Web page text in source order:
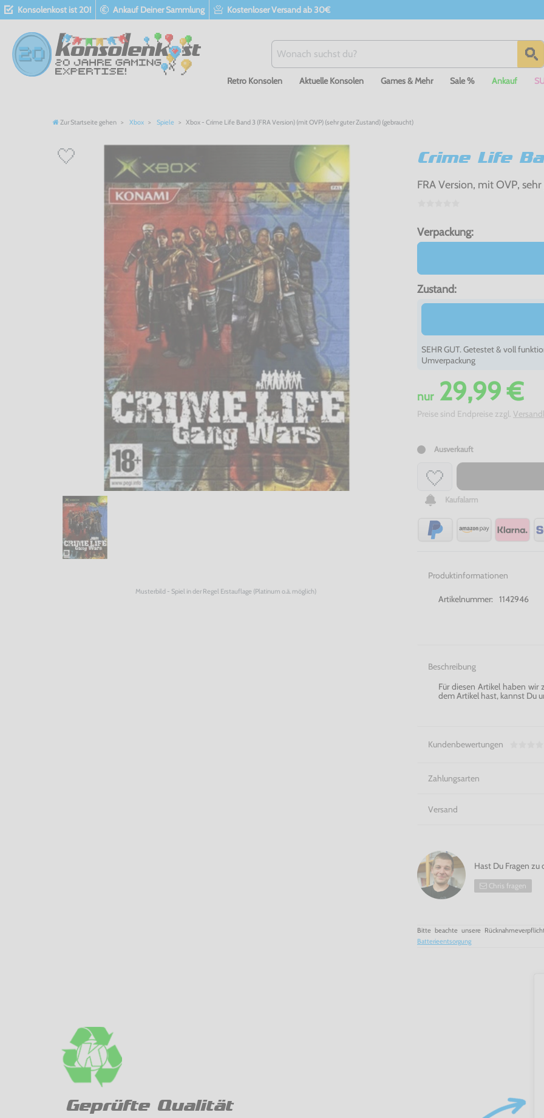
Konsolenkost ist 20! Ankauf Deiner Sammlung Kostenloser Versand ab 30€
Retro Konsolen Aktuelle Konsolen Games & Mehr Sale % Ankauf
Zur Startseite gehen Xbox Spiele Xbox - Crime Life Band 3 (FRA Version) (mit OVP) (sehr guter Zustand) (gebraucht)
Musterbild - Spiel in der Regel Erstauflage (Platinum o.ä. möglich)
Crime Life
FRA Version, mit OVP,
Verpackung:
Zustand:
SEHR GUT. Getestet & voll
Umverpackung
nur29,99 €
Preise sind Endpreise zzgl.
Ausverkauft
Kaufalarm
Produktinformationen
Artikelnummer: 1142946
Beschreibung
Für diesen Artikel haben wir
dem Artikel hast, kannst Du
Kundenbewertungen
Zahlungsarten
Versand
Hast Du Fragen zu
Chris fragen
Bitte beachte unsere
Batterieentsorgung
Geprüfte Qualität